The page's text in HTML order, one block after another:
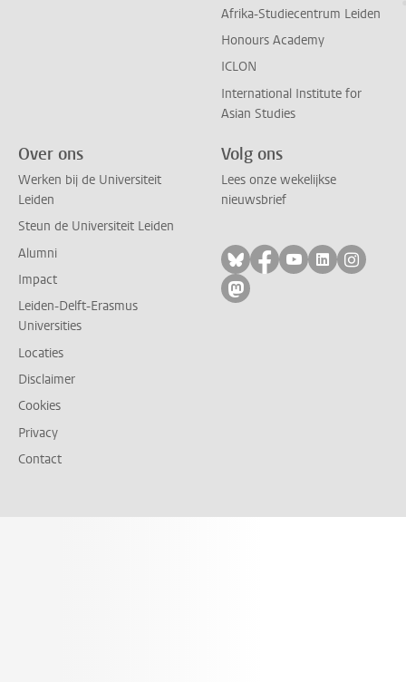
Afrika-Studiecentrum Leiden
Honours Academy
ICLON
International Institute for
Asian Studies
Over ons
Werken bij de Universiteit
Leiden
Steun de Universiteit Leiden
Alumni
Impact
Leiden-Delft-Erasmus
Universities
Locaties
Disclaimer
Cookies
Privacy
Contact
Volg ons
Lees onze wekelijkse
nieuwsbrief
Volg ons op bluesky
Volg ons op
Volg ons op
Volg ons
Volg
Volg ons op mastodon